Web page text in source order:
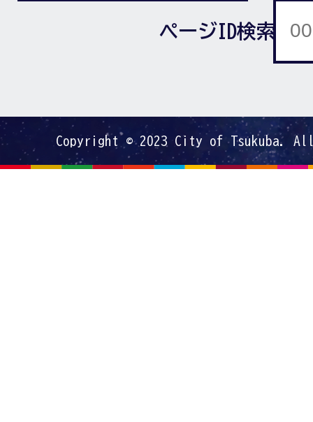
ページID検索
Copyright © 2023 City of Tsukuba.